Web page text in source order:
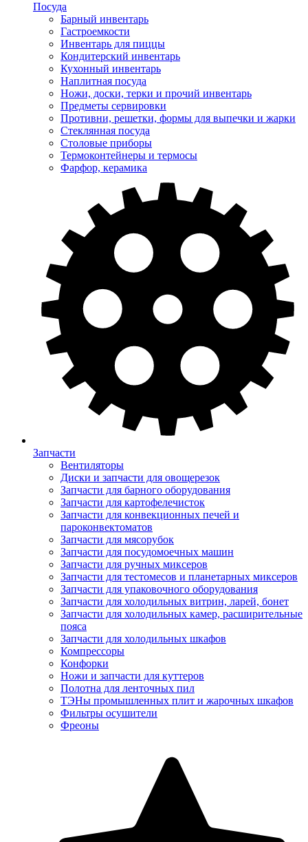
Посуда
Барный инвентарь
Гастроемкости
Инвентарь для пиццы
Кондитерский инвентарь
Кухонный инвентарь
Наплитная посуда
Ножи, доски, терки и прочий инвентарь
Предметы сервировки
Противни, решетки, формы для выпечки и жарки
Стеклянная посуда
Столовые приборы
Термоконтейнеры и термосы
Фарфор, керамика
Запчасти
Вентиляторы
Диски и запчасти для овощерезок
Запчасти для барного оборудования
Запчасти для картофелечисток
Запчасти для конвекционных печей и
пароконвектоматов
Запчасти для мясорубок
Запчасти для посудомоечных машин
Запчасти для ручных миксеров
Запчасти для тестомесов и планетарных миксеров
Запчасти для упаковочного оборудования
Запчасти для холодильных витрин, ларей, бонет
Запчасти для холодильных камер, расширительные
пояса
Запчасти для холодильных шкафов
Компрессоры
Конфорки
Ножи и запчасти для куттеров
Полотна для ленточных пил
ТЭНы промышленных плит и жарочных шкафов
Фильтры осушители
Фреоны